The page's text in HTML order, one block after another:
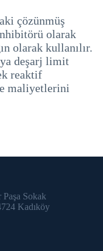
çözünmüş
olarak
olarak kullanılır.
deşarj limit
reaktif
maliyetlerini
Sokak
Kadıköy